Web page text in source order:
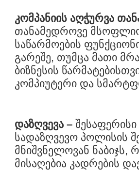
კომპანიის აღჭურვა
თანამედროვე
საწარმოების
გარეშე, თუმცა მათი
ბიზნესის
კომპიუტერი და
დაზღვევა –
სადაზღვევო პოლისის
მნიშვნელოვან
მისაღებია კადრების